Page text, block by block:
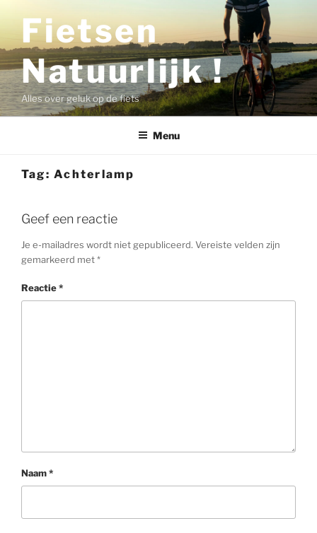
inhoud
Fietsen
Natuurlijk !
Alles over geluk op de fiets
Menu
Tag:Achterlamp
Geef een reactie
Je e-mailadres wordt niet gepubliceerd. Vereiste velden zijn
gemarkeerd met*
Reactie*
Naam*